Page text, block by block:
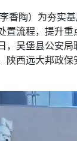
香陶）为夯实
置流程，提升
，吴堡县公安
陕西远大邦政